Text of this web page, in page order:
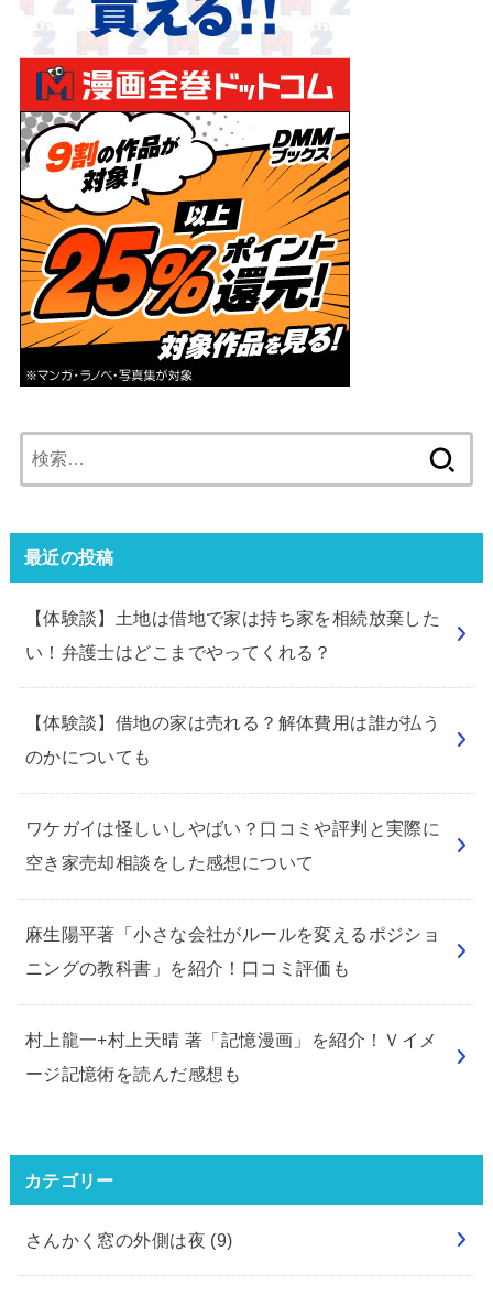
索:
最近の投稿
【体験談】土地は借地で家は持ち家を相続放棄した
い！弁護士はどこまでやってくれる？
【体験談】借地の家は売れる？解体費用は誰が払う
のかについても
ワケガイは怪しいしやばい？口コミや評判と実際に
空き家売却相談をした感想について
麻生陽平著「小さな会社がルールを変えるポジショ
ニングの教科書」を紹介！口コミ評価も
村上龍一+村上天晴 著「記憶漫画」を紹介！Ｖイメ
ージ記憶術を読んだ感想も
カテゴリー
さんかく窓の外側は夜 (9)